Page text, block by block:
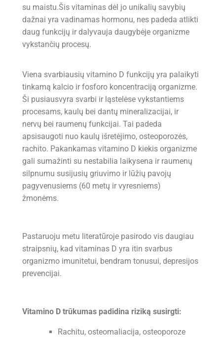
su maistu.Šis vitaminas dėl jo unikalių savybių
dažnai yra vadinamas hormonu, nes padeda atlikti
daug funkcijų ir dalyvauja daugybėje organizme
vykstančių procesų.
Viena svarbiausių vitamino D funkcijų yra palaikyti
tinkamą kalcio ir fosforo koncentraciją organizme.
Ši pusiausvyra svarbi ir ląstelėse vykstantiems
procesams, kaulų bei dantų mineralizacijai, ir
nervų bei raumenų funkcijai. Tai padeda
apsisaugoti nuo kaulų išretėjimo, osteoporozės,
rachito. Pakankamas vitamino D kiekis organizme
gali sumažinti su nestabilia laikysena ir raumenų
silpnumu susijusių griuvimo ir lūžių pavojų
pagyvenusiems (60 metų ir vyresniems)
žmonėms.
Pastaruoju metu literatūroje pasirodo vis daugiau
straipsnių, kad vitaminas D yra itin svarbus
organizmo imunitetui, bendram tonusui, depresijos
prevencijai.
Vitamino D trūkumas padidina riziką susirgti:
Rachitu, osteomaliacija, osteoporoze